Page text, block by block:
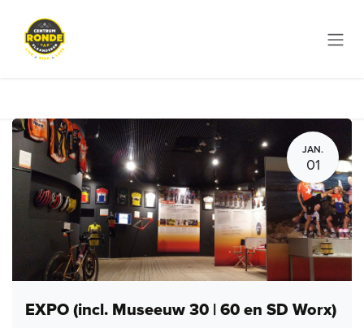
JAN.
01
EXPO (incl. Museeuw 30 | 60 en SD Worx)